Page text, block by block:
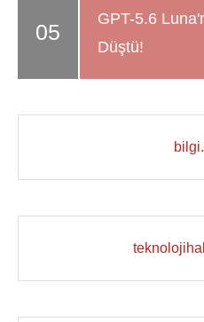
GPT-5.6
Düştü!